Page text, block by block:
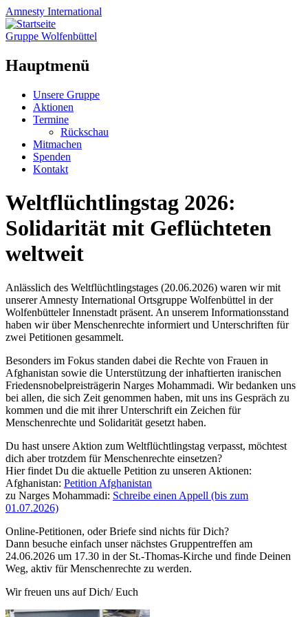
Amnesty International
Gruppe Wolfenbüttel
Hauptmenü
Zum
Inhalt
springen
Unsere Gruppe
Aktionen
Termine
Rückschau
Mitmachen
Spenden
Kontakt
Weltflüchtlingstag 2026:
Solidarität mit Geflüchteten
weltweit
Anlässlich des Weltflüchtlingstages (20.06.2026) waren wir mit
unserer Amnesty International Ortsgruppe Wolfenbüttel in der
Wolfenbütteler Innenstadt präsent. An unserem Informationsstand
haben wir über Menschenrechte informiert und Unterschriften für
zwei Petitionen gesammelt.
Besonders im Fokus standen dabei die Rechte von Frauen in
Afghanistan sowie die Unterstützung der inhaftierten iranischen
Friedensnobelpreisträgerin Narges Mohammadi. Wir bedanken uns
bei allen, die sich Zeit genommen haben, mit uns ins Gespräch zu
kommen und die mit ihrer Unterschrift ein Zeichen für
Menschenrechte und Solidarität gesetzt haben.
Du hast unsere Aktion zum Weltflüchtlingstag verpasst, möchtest
dich aber trotzdem für Menschenrechte einsetzen?
Hier findet Du die aktuelle Petition zu unseren Aktionen:
Afghanistan: Petition Afghanistan
zu Narges Mohammadi: Schreibe einen Appell (bis zum
01.07.2026)
Online-Petitionen, oder Briefe sind nichts für Dich?
Dann besuche einfach unser nächstes Gruppentreffen am
24.06.2026 um 17.30 in der St.-Thomas-Kirche und finde Deinen
Weg, aktiv für Menschenrechte zu werden.
Wir freuen uns auf Dich/ Euch